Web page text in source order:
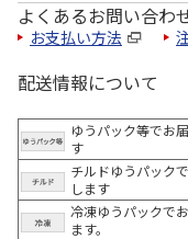
よくあるお問い合わ
お支払い方法
配送情報について
ゆうパック等でお
す
チルドゆうパック
します
冷凍ゆうパックで
ます。